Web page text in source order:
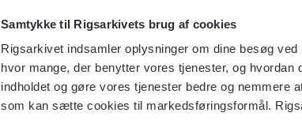
Samtykke til Rigsarkivets brug af cookies
Rigsarkivet indsamler oplysninger om dine besøg
hvor mange, der benytter vores tjenester, og
indholdet og gøre vores tjenester bedre og nemmere
som kan sætte cookies til markedsføringsformål.